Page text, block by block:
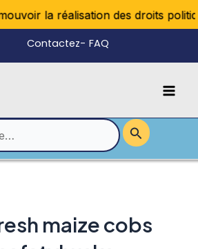
la réalisation des droits
Contactez- FAQ
maize cobs